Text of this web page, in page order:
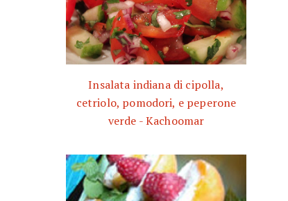
Insalata indiana di cipolla,
cetriolo, pomodori, e peperone
verde - Kachoomar